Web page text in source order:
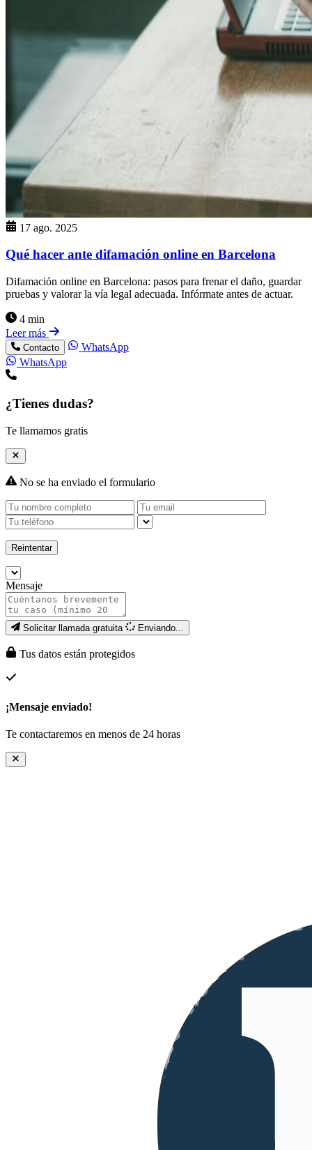
17 ago. 2025
Qué hacer ante difamación online en Barcelona
Difamación online en Barcelona: pasos para frenar el daño, guardar
pruebas y valorar la vía legal adecuada. Infórmate antes de actuar.
4 min
Leer más
Contacto
WhatsApp
WhatsApp
¿Tienes dudas?
Te llamamos gratis
No se ha enviado el formulario
Reintentar
Mensaje
Solicitar llamada gratuita Enviando...
Tus datos están protegidos
¡Mensaje enviado!
Te contactaremos en menos de 24 horas